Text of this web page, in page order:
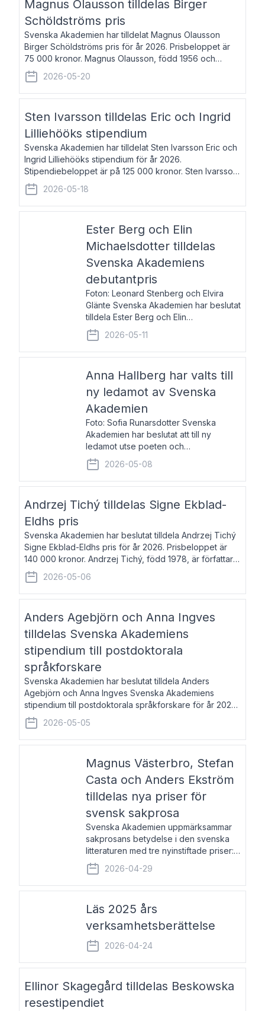
Magnus Olausson tilldelas Birger
Schöldströms pris
Svenska Akademien har tilldelat Magnus Olausson
Birger Schöldströms pris för år 2026. Prisbeloppet är
75 000 kronor. Magnus Olausson, född 1956 och
bosatt i Stockholm, är konstvetare, museiman och
hovman. Han disputerade 1993 vid Uppsala un
2026-05-20
Sten Ivarsson tilldelas Eric och Ingrid
Lilliehööks stipendium
Svenska Akademien har tilldelat Sten Ivarsson Eric och
Ingrid Lilliehööks stipendium för år 2026.
Stipendiebeloppet är på 125 000 kronor. Sten Ivarsson,
född 1979, är mediateksamordnare vid
Söderslättsgymnasiet i Trelleborg. Här har han på
2026-05-18
Ester Berg och Elin
Michaelsdotter tilldelas
Svenska Akademiens
debutantpris
Foton: Leonard Stenberg och Elvira
Glänte Svenska Akademien har beslutat
tilldela Ester Berg och Elin
Michaelsdotter Svenska Akademiens
debutantpris för år 2026. Priset är
nyinstiftat och syftar till att lyfta fram
2026-05-11
Anna Hallberg har valts till
ny ledamot av Svenska
Akademien
Foto: Sofia Runarsdotter Svenska
Akademien har beslutat att till ny
ledamot utse poeten och
litteraturkritikern Anna Hallberg. Hon
efterträder poeten Tua Forsström på
stol 18 och kommer att ta sitt inträde vid
2026-05-08
Andrzej Tichý tilldelas Signe Ekblad-
Eldhs pris
Svenska Akademien har beslutat tilldela Andrzej Tichý
Signe Ekblad-Eldhs pris för år 2026. Prisbeloppet är
140 000 kronor. Andrzej Tichý, född 1978, är författare
och kulturskribent. Han debuterade 2005 med den
lovordade romanen Sex liter l
2026-05-06
Anders Agebjörn och Anna Ingves
tilldelas Svenska Akademiens
stipendium till postdoktorala
språkforskare
Svenska Akademien har beslutat tilldela Anders
Agebjörn och Anna Ingves Svenska Akademiens
stipendium till postdoktorala språkforskare för år 2026.
Stipendiebeloppet är 75 000 kronor per mottagare.
Anders Agebjörn, född 1984, är universitet
2026-05-05
Magnus Västerbro, Stefan
Casta och Anders Ekström
tilldelas nya priser för
svensk sakprosa
Svenska Akademien uppmärksammar
sakprosans betydelse i den svenska
litteraturen med tre nyinstiftade priser:
Svenska Akademiens pris till
framstående författare av svensk
sakprosa som i år går till Magnus
2026-04-29
Läs 2025 års
verksamhetsberättelse
2026-04-24
Ellinor Skagegård tilldelas Beskowska
resestipendiet